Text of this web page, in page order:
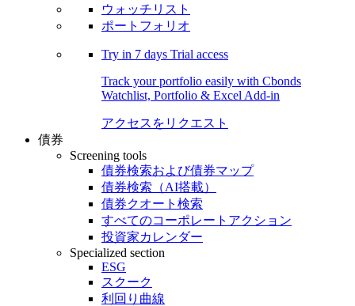
ウォッチリスト
ポートフォリオ
Try in 7 days Trial access
Track your portfolio easily with Cbonds
Watchlist, Portfolio & Excel Add-in
アクセスをリクエスト
債券
Screening tools
債券検索および債券マップ
債券検索（AI搭載）
債券クオート検索
すべてのコーポレートアクション
投資家カレンダー
Specialized section
ESG
スクーク
利回り曲線